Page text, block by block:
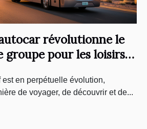
révolutionne le
groupe pour les loisirs
est en perpétuelle évolution,
de voyager, de découvrir et de...